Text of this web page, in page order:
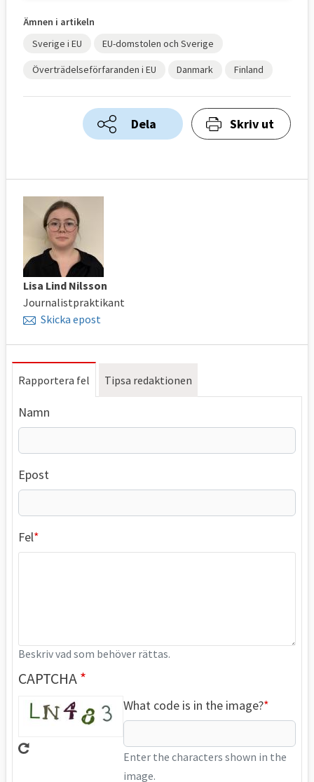
Ämnen i artikeln
Sverige i EU
EU-domstolen och Sverige
Överträdelseförfaranden i EU Danmark Finland
Dela Skriv ut
Lisa Lind Nilsson
Journalistpraktikant
Skicka epost
Rapportera fel Tipsa redaktionen
Namn
Epost
Fel
Beskriv vad som behöver rättas.
CAPTCHA
What code is in the image?
Enter the characters shown in the
image.